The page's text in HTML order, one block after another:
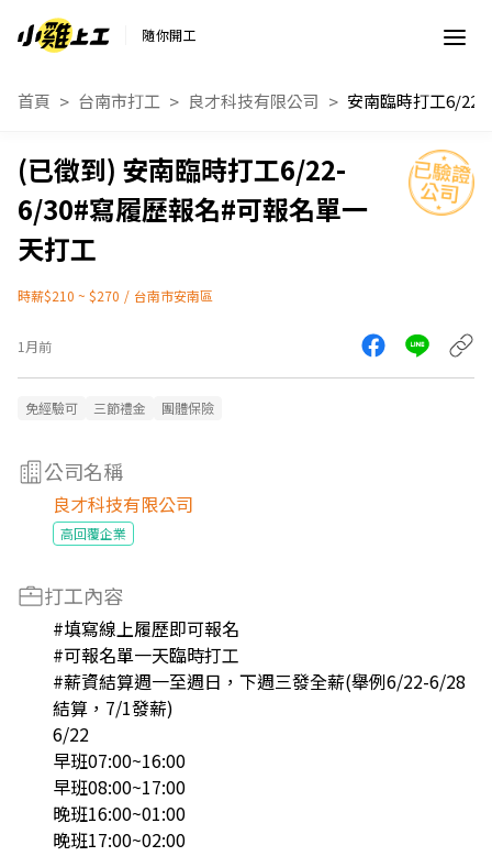
隨你開工
首頁 台南市打工 良才科技有限公司
安南臨時打工6/22-
6/30#寫履歷報名#可報名單一
天打工
時薪$210 ~ $270 / 台南市安南區
1月前
免經驗可 三節禮金 團體保險
公司名稱
良才科技有限公司
高回覆企業
打工內容
#填寫線上履歷即可報名
#可報名單一天臨時打工
#薪資結算週一至週日，下週三發全薪(舉例6/22-6/28
結算，7/1發薪)
6/22
早班07:00~16:00
早班08:00~17:00
晚班16:00~01:00
晚班17:00~02:00